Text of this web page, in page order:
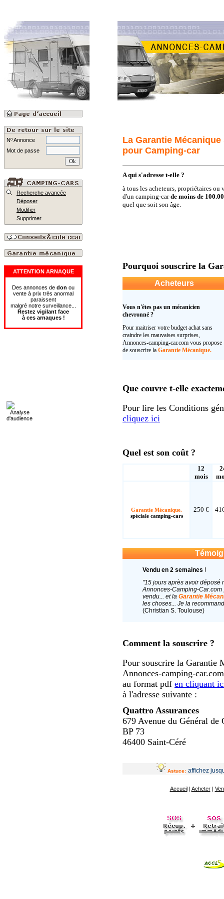
Nº Annonce
Mot de passe
Recherche avancée
Déposer
Modifier
Supprimer
ATTENTION ARNAQUE
Des annonces de don ou
vente à prix très anormal
paraissent
malgré notre surveillance...
Restez vigilant face
à ces arnaques !
La Garantie
pour Camping-car
A qui s'adresse t-elle ?
à tous les acheteurs, propriétaires ou
d'un camping-carde moins de
quel que soit son âge.
Pourquoi souscrire la
Acheteurs
Vous n'êtes pas un mécanicien
chevronné ?
Pour maitriser votre budget achat sans
craindre les mauvaises surprises,
Annonces-camping-car.com vous propose
de souscrire la Garantie Mécanique.
Que couvre t-elle
Pour lire les Conditions
cliquez ici
Quel est son coût ?
12
mois
Garantie Mécanique.
spéciale camping-cars
250 €
Vendu en 2 semaines !
"15 jours après avoir déposé
Annonces-Camping-Car.com
vendu... et la Garantie
les choses... Je la
(Christian S. Toulouse)
Comment la souscrire ?
Pour souscrire la Garantie
Annonces-camping-
au format pdf en cliquant
à l'adresse suivante :
Quattro Assurances
679 Avenue du Général de
BP 73
46400 Saint-Céré
Astuce: affichez
Accueil| Acheter|